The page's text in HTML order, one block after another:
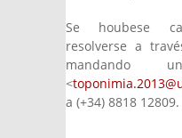
Se houbese
resolverse a
mandando
<
a (+34) 8818 12809.